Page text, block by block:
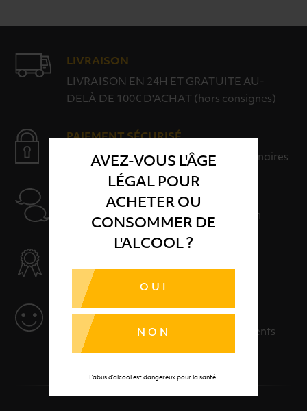
AVEZ-VOUS L'ÂGE
LÉGAL POUR
ACHETER OU
CONSOMMER DE
L'ALCOOL ?
OUI
NON
L’abus d’alcool est dangereux pour la santé.
LIVRAISON
LIVRAISON EN 24H ET GRATUITE AU-
DELÀ DE 100€ D'ACHAT (hors consignes)
PAIEMENT SÉCURISÉ
Payer en toute sérénité avec nos partenaires
Nos conseillers sont à votre disposition
Des produits sélectionnés avec soins
SERVICE
Des solutions adaptées à vos événements